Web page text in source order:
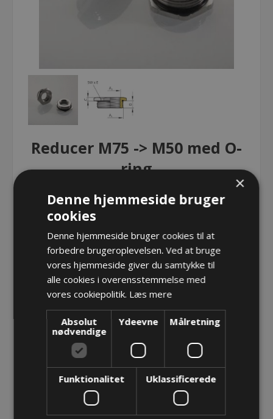
Reducer M75 -> M50 med O-
ring
Reducer M75 -> M50 med O-ring
Reducer M75 -> M50 med O-ring
Varenr.: PF 80.275/250
Producent: Pflitsch GmbH & Co. KG
Opret konto for at se priser
×
Denne hjemmeside bruger
cookies
Denne hjemmeside bruger cookies til at
forbedre brugeroplevelsen. Ved at bruge
vores hjemmeside giver du samtykke til
alle cookies i overensstemmelse med
vores cookiepolitik. Læs mere
Absolut
nødvendige
Ydeevne Målretning
Funktionalitet Uklassificerede